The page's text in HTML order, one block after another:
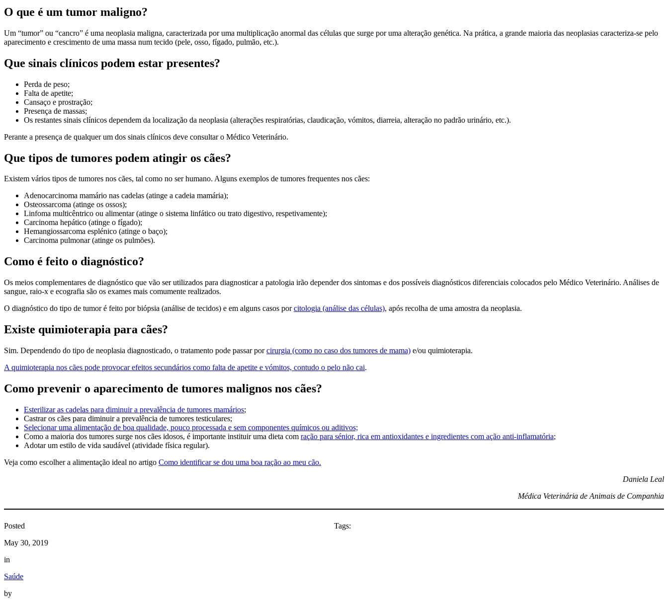
O que é um tumor maligno?
Um “tumor” ou “cancro” é uma neoplasia maligna, caracterizada por uma multiplicação anormal das células que surge por uma alteração genética. Na prática, a grande maioria das neoplasias caracteriza-se pelo
aparecimento e crescimento de uma massa num tecido (pele, osso, fígado, pulmão, etc.).
Que sinais clínicos podem estar presentes?
Perda de peso;
Falta de apetite;
Cansaço e prostração;
Presença de massas;
Os restantes sinais clínicos dependem da localização da neoplasia (alterações respiratórias, claudicação, vómitos, diarreia, alteração no padrão urinário, etc.).
Perante a presença de qualquer um dos sinais clínicos deve consultar o Médico Veterinário.
Que tipos de tumores podem atingir os cães?
Existem vários tipos de tumores nos cães, tal como no ser humano. Alguns exemplos de tumores frequentes nos cães:
Adenocarcinoma mamário nas cadelas (atinge a cadeia mamária);
Osteossarcoma (atinge os ossos);
Linfoma multicêntrico ou alimentar (atinge o sistema linfático ou trato digestivo, respetivamente);
Carcinoma hepático (atinge o fígado);
Hemangiossarcoma esplénico (atinge o baço);
Carcinoma pulmonar (atinge os pulmões).
Como é feito o diagnóstico?
Os meios complementares de diagnóstico que vão ser utilizados para diagnosticar a patologia irão depender dos sintomas e dos possíveis diagnósticos diferenciais colocados pelo Médico Veterinário. Análises de
sangue, raio-x e ecografia são os exames mais comumente realizados.
O diagnóstico do tipo de tumor é feito por biópsia (análise de tecidos) e em alguns casos porcitologia (análise das células), após recolha de uma amostra da neoplasia.
Existe quimioterapia para cães?
Sim. Dependendo do tipo de neoplasia diagnosticado, o tratamento pode passar porcirurgia (como no caso dos tumores de mama) e/ou quimioterapia.
A quimioterapia nos cães pode provocar efeitos secundários como falta de apetite e vómitos, contudo o pelo não cai.
Como prevenir o aparecimento de tumores malignos nos cães?
Esterilizar as cadelas para diminuir a prevalência de tumores mamários;
Castrar os cães para diminuir a prevalência de tumores testiculares;
Selecionar uma alimentação de boa qualidade, pouco processada e sem componentes químicos ou aditivos;
Como a maioria dos tumores surge nos cães idosos, é importante instituir uma dieta com ração para sénior, rica em antioxidantes e ingredientes com ação anti-inflamatória;
Adotar um estilo de vida saudável (atividade física regular).
Veja como escolher a alimentação ideal no artigo Como identificar se dou uma boa ração ao meu cão.
Daniela Leal
Médica Veterinária de Animais de Companhia
Posted
May 30, 2019
in
Saúde
by
Tags: